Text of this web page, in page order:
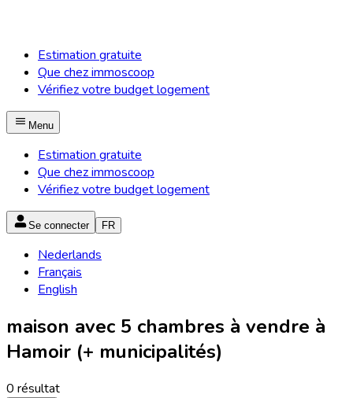
Estimation gratuite
Que chez immoscoop
Vérifiez votre budget logement
Menu
Estimation gratuite
Que chez immoscoop
Vérifiez votre budget logement
Se connecter FR
Nederlands
Français
English
maison avec 5 chambres à vendre à
Hamoir (+ municipalités)
0 résultat